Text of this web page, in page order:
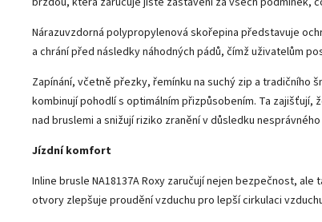
Nárazuvzdorná polypropylenová skořepina představuje
a chrání před následky náhodných pádů, čímž uživatelům
Zapínání, včetně přezky, řemínku na suchý zip a
kombinují pohodlí s optimálním přizpůsobením. Ta zajišťují,
nad bruslemi a snižují riziko zranění v důsledku
Jízdní komfort
Inline brusle NA18137A Roxy zaručují nejen bezpečnost,
otvory zlepšuje proudění vzduchu pro lepší cirkulaci